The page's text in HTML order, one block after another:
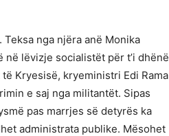
nga njëra anë Monika
lëvizje socialistët për t’i dhënë
Kryesisë, kryeministri Edi Rama
e saj nga militantët. Sipas
pas marrjes së detyrës ka
administrata publike. Mësohet